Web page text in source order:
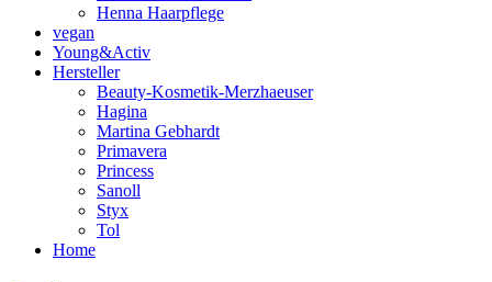
Henna Haarpflege
vegan
Young&Activ
Hersteller
Beauty-Kosmetik-Merzhaeuser
Hagina
Martina Gebhardt
Primavera
Princess
Sanoll
Styx
Tol
Home